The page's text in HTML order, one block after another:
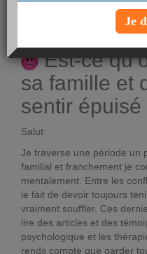
posté par
Voir le profil
Est-ce
sa famille et
sentir
Salut
Je traverse une période un
familial et franchement je
mentalement. Entre les
le fait de devoir toujours
vraiment souffler. Ces
lire des articles et des
psychologique et les
rends compte que garder
Je